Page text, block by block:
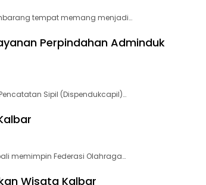
tempat memang menjadi…
Perpindahan Adminduk
Pencatatan Sipil (Dispendukcapil)…
memimpin Federasi Olahraga…
Wisata Kalbar